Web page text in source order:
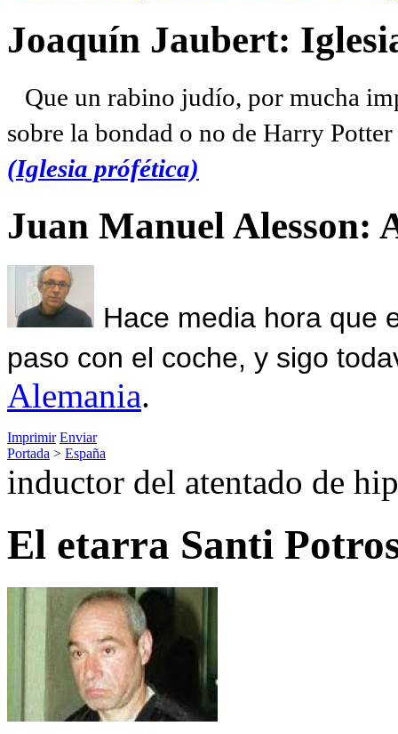
Joaquín Jaubert:
Que un rabino judío, por mucha
sobre la bondad o no de Harry
(Iglesia prófética)
Juan Manuel Alesson:
Hace media hora que
paso con el coche, y sigo
Alemania.
Imprimir Enviar
Portada > España
inductor del atentado de
El etarra Santi